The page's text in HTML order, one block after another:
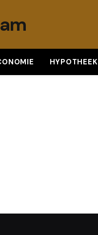
HYPOTHEEK